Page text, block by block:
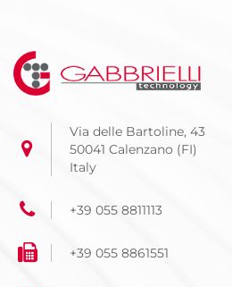
Via delle Bartoline, 43
50041 Calenzano (FI)
Italy
+39 055 8811113
+39 055 8861551